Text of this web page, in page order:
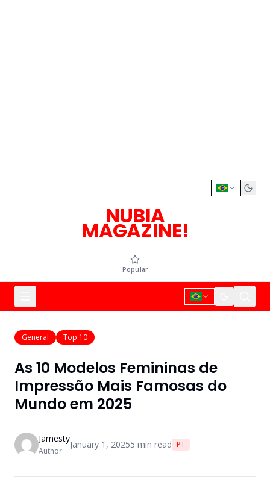
NUBIA
MAGAZINE!
Popular
General Top 10
As 10 Modelos Femininas de
Impressão Mais Famosas do
Mundo em 2025
Jamesty
Author
January 1, 20255 min read PT